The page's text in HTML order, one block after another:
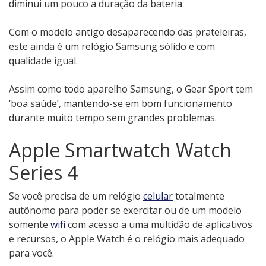
diminui um pouco a duração da bateria.
Com o modelo antigo desaparecendo das prateleiras,
este ainda é um relógio Samsung sólido e com
qualidade igual.
Assim como todo aparelho Samsung, o Gear Sport tem
‘boa saúde’, mantendo-se em bom funcionamento
durante muito tempo sem grandes problemas.
Apple Smartwatch Watch
Series 4
Se você precisa de um relógio celulartotalmente
autônomo para poder se exercitar ou de um modelo
somente wifi com acesso a uma multidão de aplicativos
e recursos, o Apple Watch é o relógio mais adequado
para você.